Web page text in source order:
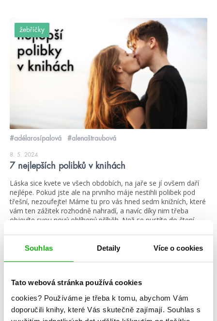
Souhlas Detaily Více o cookies
Tato webová stránka používá cookies
cookies? Používáme je třeba k tomu, abychom Vám
doporučili knihy, které Vás skutečně zajímají. Souhlas s
žebříčky
#adélarosípalová #alenaštraubová
8. 5. 2024
7 nejlepších polibků v knihách
Láska sice kvete ve všech obdobích, na jaře se jí ovšem daří
nejlépe. Pokud jste ale na prvního máje nestihli polibek pod
třešní, nezoufejte! Máme tu pro vás hned sedm knižních, které
vám ten zážitek rozhodně nahradí, a navíc díky nim třeba
objevíte svou nový oblíbený příběh. Než se pustíte do čtení,
číst více
videa